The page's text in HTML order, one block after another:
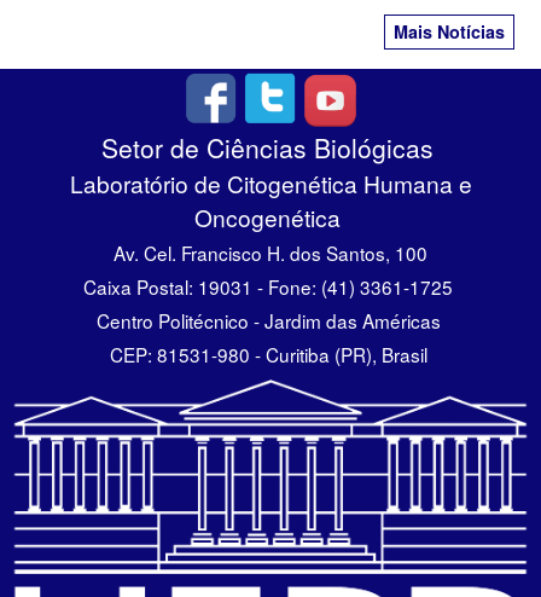
Mais Notícias
Setor de Ciências Biológicas
Laboratório de Citogenética Humana e
Oncogenética
Av. Cel. Francisco H. dos Santos, 100
Caixa Postal: 19031 - Fone: (41) 3361-1725
Centro Politécnico - Jardim das Américas
CEP: 81531-980 - Curitiba (PR), Brasil